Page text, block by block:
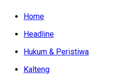
Home
Headline
Hukum & Peristiwa
Kalteng